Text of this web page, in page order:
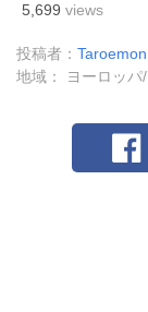
5,699 views
投稿者： Taroemon
地域： ヨーロッパ